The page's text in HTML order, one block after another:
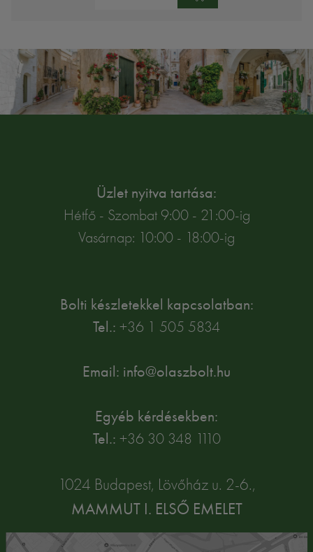
Üzlet nyitva tartása:
Hétfő - Szombat 9:00 - 21:00-ig
Vasárnap: 10:00 - 18:00-ig
Bolti készletekkel kapcsolatban:
Tel.: +36 1 505 5834
Email: info@olaszbolt.hu
Egyéb kérdésekben:
Tel.: +36 30 348 1110
1024 Budapest, Lövőház u. 2-6.,
MAMMUT I. ELSŐ EMELET